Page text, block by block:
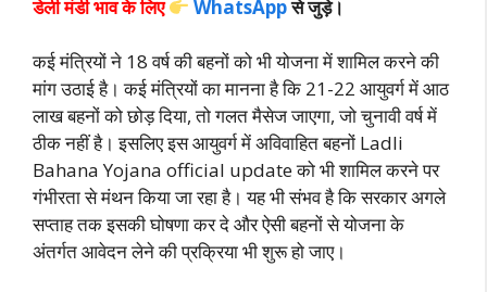
डेली मंडी भाव के लिए WhatsAppसे जुड़े।
कई मंत्रियों ने 18 वर्ष की बहनों को भी योजना में शामिल करने की
मांग उठाई है। कई मंत्रियों का मानना है कि 21-22 आयुवर्ग में आठ
लाख बहनों को छोड़ दिया, तो गलत मैसेज जाएगा, जो चुनावी वर्ष में
ठीक नहीं है। इसलिए इस आयुवर्ग में अविवाहित बहनों Ladli
Bahana Yojana official update को भी शामिल करने पर
गंभीरता से मंथन किया जा रहा है। यह भी संभव है कि सरकार अगले
सप्ताह तक इसकी घोषणा कर दे और ऐसी बहनों से योजना के
अंतर्गत आवेदन लेने की प्रक्रिया भी शुरू हो जाए।